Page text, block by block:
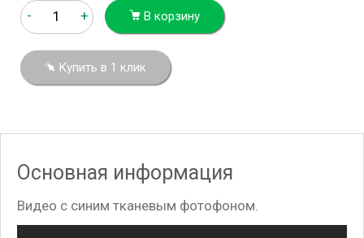
- + В корзину
Купить в 1 клик
Основная информация
Видео с синим тканевым фотофоном.